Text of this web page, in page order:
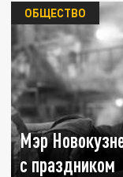
Мэр
с праздником
ОБЩЕСТВО